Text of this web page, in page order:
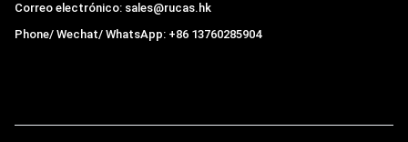
Correo electrónico: sales@rucas.hk
Phone/ Wechat/ WhatsApp: +86 13760285904